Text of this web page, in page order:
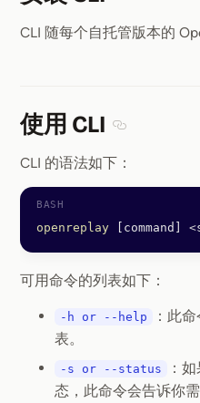
CLI 随每个自托管版本的
使用 CLI
CLI 的语法如下：
openreplay [command] <
可用命令的列表如下：
-h or --help
：此
表。
-s or --status
：
态，此命令会告诉你需